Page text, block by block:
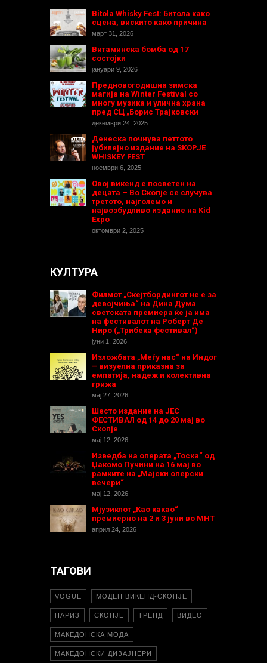
Bitola Whisky Fest: Битола како
сцена, вискито како причина
март 31, 2026
Витаминска бомба од 17
состојки
јануари 9, 2026
Предновогодишнa зимска
магија на Winter Festival со
многу музика и улична храна
пред СЦ „Борис Трајковски
декември 24, 2025
Денеска почнува петтото
јубилејно издание на SKOPJE
WHISKEY FEST
ноември 6, 2025
Овој викенд е посветен на
децата – Во Скопје се случува
третото, најголемо и
највозбудливо издание на Kid
Expo
октомври 2, 2025
КУЛТУРА
Филмот „Скејтбордингот не е за
девојчиња“ на Дина Дума
светската премиера ќе ја има
на фестивалот на Роберт Де
Ниро („Трибека фестивал“)
јуни 1, 2026
Изложбата „Меѓу нас“ на Индог
– визуелна приказна за
емпатија, надеж и колективна
грижа
мај 27, 2026
Шесто издание на ЈЕС
ФЕСТИВАЛ од 14 до 20 мај во
Скопје
мај 12, 2026
Изведба на операта „Тоска“ од
Џакомо Пучини на 16 мај во
рамките на „Мајски оперски
вечери“
мај 12, 2026
Мјузиклот „Као какао“
премиерно на 2 и 3 јуни во МНТ
април 24, 2026
ТАГОВИ
VOGUE МОДЕН ВИКЕНД-СКОПЈЕ
ПАРИЗ СКОПЈЕ ТРЕНД ВИДЕО
МАКЕДОНСКА МОДА
МАКЕДОНСКИ ДИЗАЈНЕРИ